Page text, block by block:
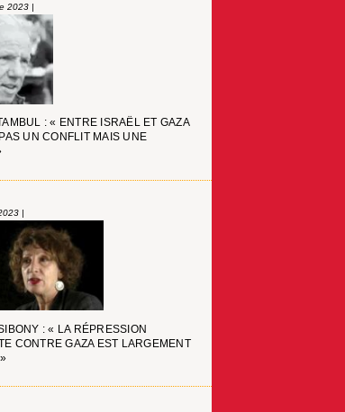
2023 |
: « ENTRE ISRAËL ET GAZA
UN CONFLIT MAIS UNE
|
: « LA RÉPRESSION
CONTRE GAZA EST LARGEMENT